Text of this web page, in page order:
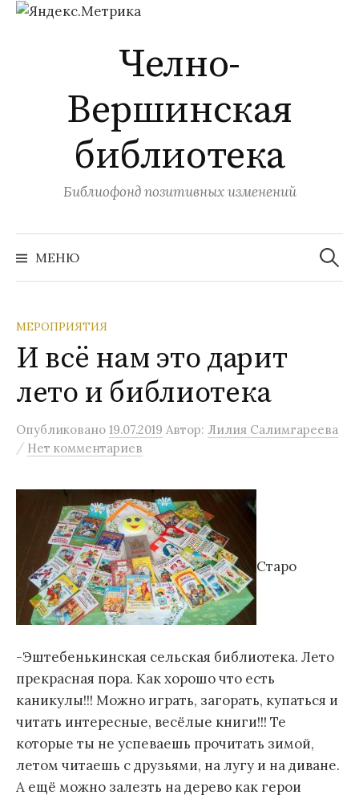
Челно-
Вершинская
библиотека
Библиофонд позитивных изменений
МЕНЮ
Найти:
МЕРОПРИЯТИЯ
И всё нам это дарит
лето и библиотека
Опубликовано 19.07.2019 Автор: Лилия Салимгареева
/ Нет комментариев
Старо
-Эштебенькинская сельская библиотека. Лето
прекрасная пора. Как хорошо что есть
каникулы!!! Можно играть, загорать, купаться и
читать интересные, весёлые книги!!! Те
которые ты не успеваешь прочитать зимой,
летом читаешь с друзьями, на лугу и на диване.
А ещё можно залезть на дерево как герои